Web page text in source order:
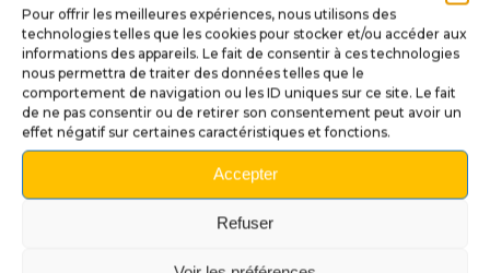
Pour offrir les meilleures expériences, nous utilisons des
technologies telles que les cookies pour stocker et/ou accéder aux
informations des appareils. Le fait de consentir à ces technologies
nous permettra de traiter des données telles que le
comportement de navigation ou les ID uniques sur ce site. Le fait
de ne pas consentir ou de retirer son consentement peut avoir un
effet négatif sur certaines caractéristiques et fonctions.
Accepter
Refuser
Compatibilité : flipper Stranger Things et modèles
standards.
🛠️ Installation rapide et intuitive
Le montage s’effectue facilement, sans outils
spécifiques :
Soulevez le plateau et retirez l’ancien lanceur.
Détachez le ressort, insérez la tête du Démogorgon